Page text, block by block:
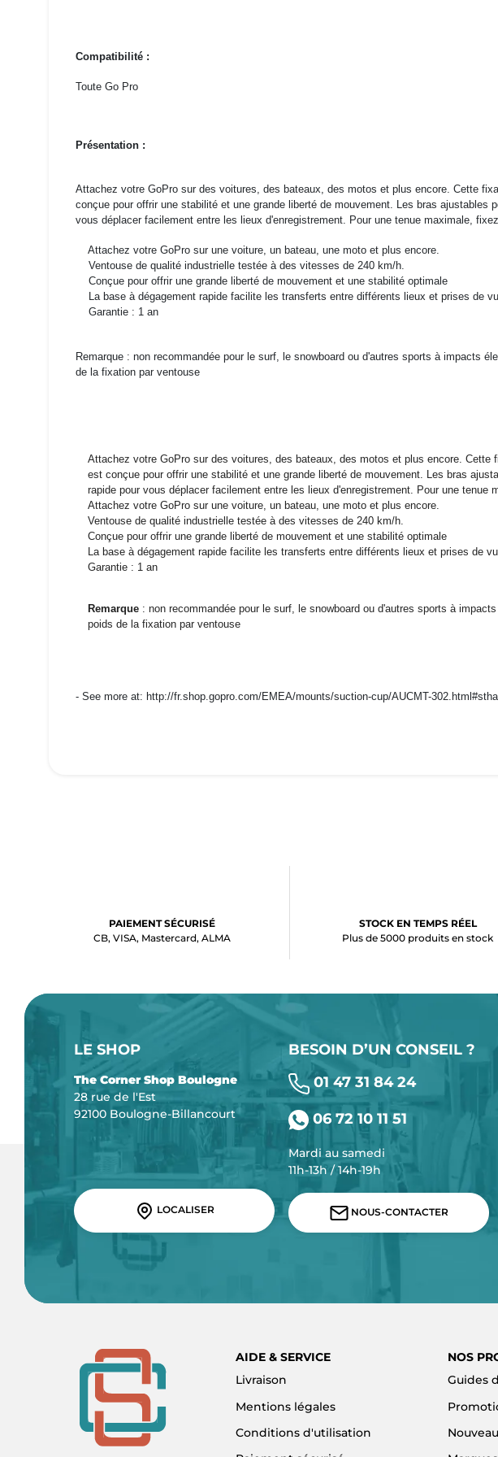
Compatibilité :
Toute Go Pro
Présentation :
Attachez votre GoPro sur des voitures, des bateaux, des motos et plus encore. Cette
conçue pour offrir une stabilité et une grande liberté de mouvement. Les bras
vous déplacer facilement entre les lieux d'enregistrement. Pour une tenue maximale,
Attachez votre GoPro sur une voiture, un bateau, une moto et plus encore.
Ventouse de qualité industrielle testée à des vitesses de 240 km/h.
Conçue pour offrir une grande liberté de mouvement et une stabilité optimale
La base à dégagement rapide facilite les transferts entre différents lieux et prises de
Garantie : 1 an
Remarque : non recommandée pour le surf, le snowboard ou d'autres sports à impacts
de la fixation par ventouse
Attachez votre GoPro sur des voitures, des bateaux, des motos et plus encore.
est conçue pour offrir une stabilité et une grande liberté de mouvement. Les bras
rapide pour vous déplacer facilement entre les lieux d'enregistrement. Pour une tenue
Attachez votre GoPro sur une voiture, un bateau, une moto et plus encore.
Ventouse de qualité industrielle testée à des vitesses de 240 km/h.
Conçue pour offrir une grande liberté de mouvement et une stabilité optimale
La base à dégagement rapide facilite les transferts entre différents lieux et prises de
Garantie : 1 an
Remarque : non recommandée pour le surf, le snowboard ou d'autres sports à
poids de la fixation par ventouse
- See more at: http://fr.shop.gopro.com/EMEA/mounts/suction-cup/AUCMT-
PAIEMENT SÉCURISÉ
CB, VISA, Mastercard, ALMA
STOCK EN TEMPS RÉEL
Plus de 5000 produits en stock
LE SHOP
The Corner Shop Boulogne
28 rue de l'Est
92100 Boulogne-Billancourt
LOCALISER
BESOIN D’UN CONSEIL ?
01 47 31 84 24
06 72 10 11 51
Mardi au samedi
11h-13h / 14h-19h
NOUS-CONTACTER
AIDE & SERVICE
Livraison
Mentions légales
Conditions d'utilisation
NOS
Guides